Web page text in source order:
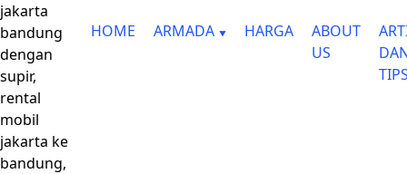
jakarta
bandung
dengan
supir,
rental
mobil
jakarta ke
bandung,
HOME ARMADA HARGA
ABOUT
US